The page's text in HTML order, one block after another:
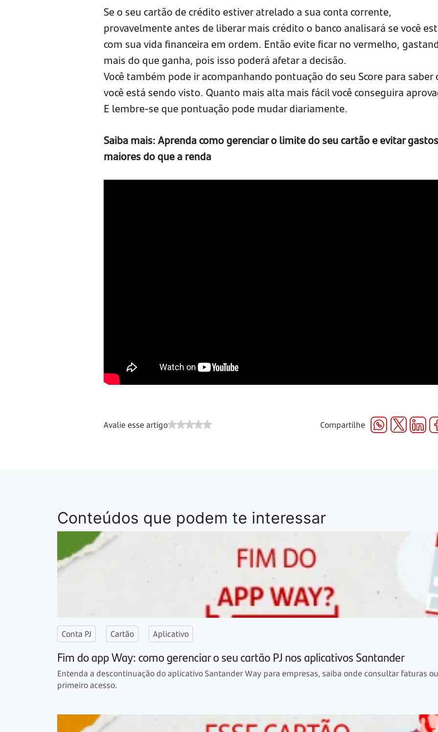
Se o seu cartão de crédito estiver atrelado a sua conta corrente,
provavelmente antes de liberar mais crédito o banco analisará se você
com sua vida financeira em ordem. Então evite ficar no vermelho,
mais do que ganha, pois isso poderá afetar a decisão.
Você também pode ir acompanhando pontuação do seu Score para saber
você está sendo visto. Quanto mais alta mais fácil você conseguira
E lembre-se que pontuação pode mudar diariamente.
Saiba mais: Aprenda como gerenciar o limite do seu cartão e evitar gastos
maiores do que a renda
Avalie esse artigo Compartilhe
Conteúdos que podem te interessar
Conta PJ Cartão Aplicativo
Fim do app Way: como gerenciar o seu cartão PJ nos aplicativos Santander
Entenda a descontinuação do aplicativo Santander Way para empresas, saiba onde consultar faturas
primeiro acesso.